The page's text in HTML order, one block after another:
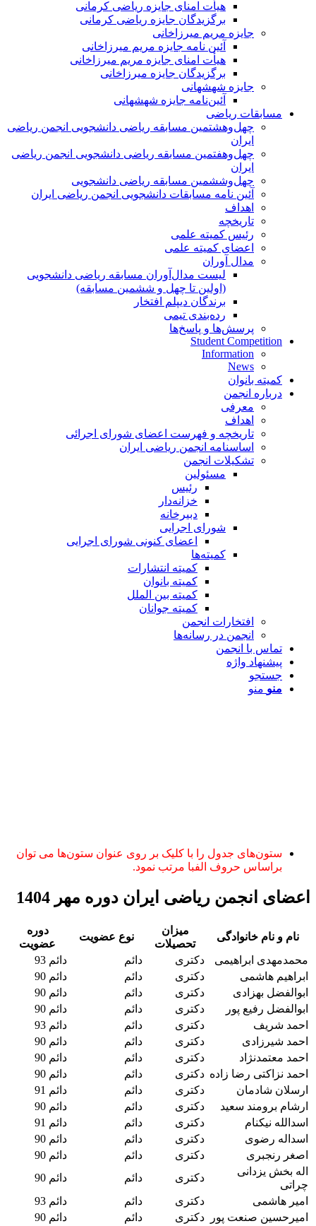
هیأت امنای جایزه ریاضی کرمانی
برگزیدگان جایزه ریاضی کرمانی
جایزه مریم میرزاخانی
آئین نامه جایزه مریم میرزاخانی
هیأت امنای جایزه مریم میرزاخانی
برگزیدگان جایزه میرزاخانی
جایزه شهشهانی
آئین‌نامه جایزه شهشهانی
مسابقات ریاضی
چهل‌و‌هشتمین مسابقه ریاضی دانشجویی انجمن ریاضی
ایران
چهل‌و‌هفتمین مسابقه ریاضی دانشجویی انجمن ریاضی
ایران
چهل‌و‌ششمین مسابقه ریاضی دانشجویی
آئین نامه مسابقات دانشجویی انجمن ریاضی ایران
اهداف
تاریخچه
رئیس کمیته علمی
اعضای کمیته علمی
مدال آوران
لیست مدال‌آوران مسابقه ریاضی دانشجویی
(اولین تا چهل‌ و ششمین مسابقه)
برندگان دیپلم افتخار
رده‌بندی تیمی
پرسش‌ها و پاسخ‌ها
Student Competition
Information
News
کمیته بانوان
درباره انجمن
معرفی
اهداف
تاریخچه و فهرست اعضای شورای اجرائی
اساسنامه انجمن ریاضی ایران
تشکیلات انجمن
مسئولین
رئیس
خزانه‌دار
دبیرخانه
شورای اجرایی
اعضای کنونی شورای اجرایی
کمیته‌ها
کمیته انتشارات
کمیته بانوان
کمیته بین الملل
کمیته جوانان
افتخارات انجمن
انجمن در رسانه‌ها
تماس با انجمن
پیشنهاد واژه
جستجو
منو منو
ستون‌های جدول را با کلیک بر روی عنوان ستون‌ها می توان
براساس حروف الفبا مرتب نمود.
اعضای انجمن ریاضی ایران دوره مهر 1404
نام و نام خانوادگی
میزان
تحصیلات
نوع عضویت
دوره
عضویت
محمدمهدی ابراهیمی
دکتری دائم
دائم 93
ابراهیم هاشمی
دکتری دائم
دائم 90
ابوالفضل بهزادی
دکتری دائم
دائم 90
ابوالفضل رفیع پور
دکتری دائم
دائم 90
احمد شریف
دکتری دائم
دائم 93
احمد شیرزادی
دکتری دائم
دائم 90
احمد معتمدنژاد
دکتری دائم
دائم 90
احمد نزاکتی رضا زاده دکتری دائم
دائم 90
ارسلان شادمان
دکتری دائم
دائم 91
ارشام برومند سعید
دکتری دائم
دائم 90
اسدالله نیکنام
دکتری دائم
دائم 91
اسداله رضوی
دکتری دائم
دائم 90
اصغر رنجبری
دکتری دائم
دائم 90
اله بخش یزدانی
چراتی
دکتری دائم
دائم 90
امیر هاشمی
دکتری دائم
دائم 93
امیرحسین صنعت پور
دکتری دائم
دائم 90